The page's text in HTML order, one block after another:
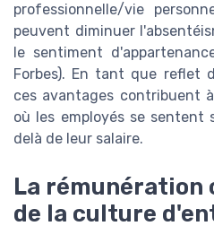
professionnelle/vie
peuvent diminuer
le sentiment
Forbes). En tant que reflet
ces avantages contribuent
où les employés se sentent
delà de leur salaire.
La rémunération
de la culture